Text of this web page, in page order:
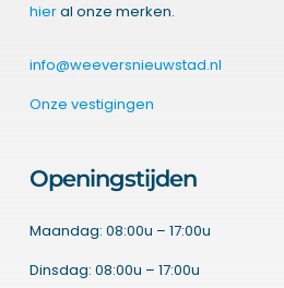
hieral onze merken.
info@weeversnieuwstad.nl
Onze vestigingen
Openingstijden
Maandag: 08:00u – 17:00u
Dinsdag: 08:00u – 17:00u